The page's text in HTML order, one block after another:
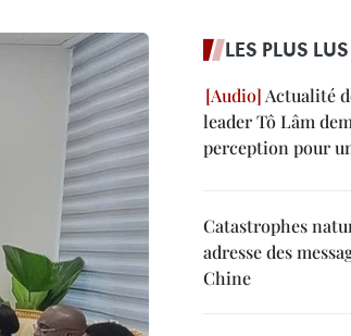
LES PLUS LUS
Actualité
leader Tô Lâm
perception pour
Catastrophes
adresse des
Chine